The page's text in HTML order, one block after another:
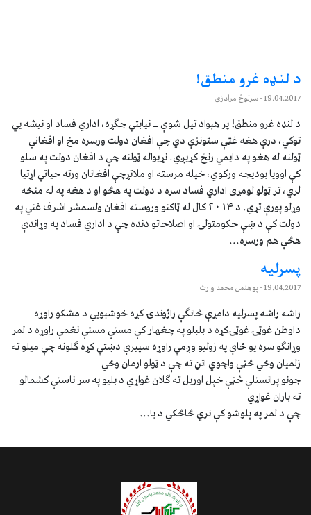
د لنډه غرو منطق!
19.04.2017- سرلوڅ مرادزی
د لنډه غرو منطق! پر هېواد تپل شوې ــ نیابتي جګړه، اداري فساد او نیشه يي
توکي، درې هغه غټې ستونزې دي چې افغان دولت ورسره مخ او افغاني
ټولنه له هغو په دایمي رنځ کړیږي. نړیواله ټولنه چې د افغان دولت په سلو
کې اوویا بودیجه ورکوي، خپله مرسته او ملاتړچې افغانان ورته حیاتي اړتیا
لري، تر ټولو لومړی اداري فساد سره د دولت په هڅو او د هغه په له منځه
وړلو پورې تړي. د ۲۰۱۴ کال له ټاکنو وروسته افغان ولسمشر اشرف غني په
دولت کې د ښې حکومتولۍ او اصلاحاتو دنده چې د اداري فساد په وړاندې
هڅې هم ورسره...
پسرلیه
19.04.2017- پوهنمل محمد وارث
راشه راشه پسرلیه دامړې څانګې راژوندۍ کړه خوشبویي د مشکو راوړه
داوطن غوټۍ غوټۍکړه د بلبلو په چغهار کې مستې مستې نغمې راوړه د لمر
وړانګو سره یو ځاې په زولیو وږمې راوړه سپیرې دښتې کړه ګلونه چې میلو ته
زلمیان وځي څڼې واچوي اتڼ ته چې د ټولو ارمان وځي
جونو پرانستلې څڼې خپل اوربل ته ګلان غواړي د بلیو په سر ناستې کشمالو
ته باران غواړي
چې د لمر په پلوشو کې نري څاڅکي د با...